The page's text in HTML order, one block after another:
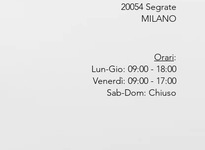
20054 Segrate
MILANO
Orari:
Lun-Gio: 09:00 - 18:00
Venerdì: 09:00 - 17:00
Sab-Dom: Chiuso